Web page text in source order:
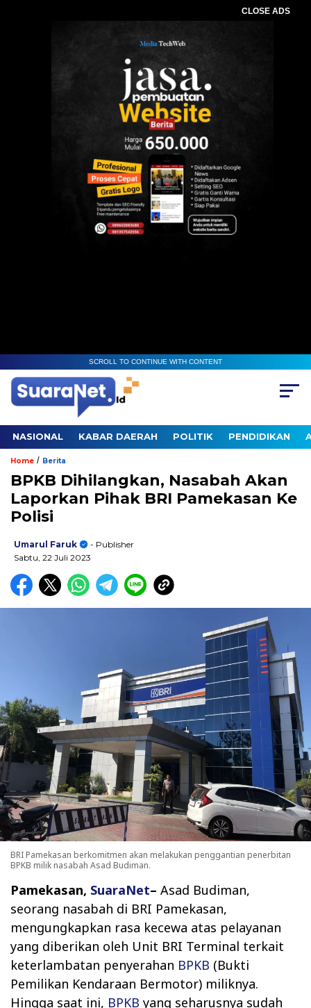
CLOSE ADS
SCROLL TO CONTINUE WITH CONTENT
NASIONAL KABAR DAERAH POLITIK PENDIDIKAN
Home / Berita
BPKB Dihilangkan, Nasabah Akan
Laporkan Pihak BRI Pamekasan Ke
Polisi
Umarul Faruk
- Publisher
Sabtu, 22 Juli 2023
BRI Pamekasan berkomitmen akan melakukan penggantian penerbitan
BPKB milik nasabah Asad Budiman.
Pamekasan, SuaraNet– Asad Budiman,
seorang nasabah di BRI Pamekasan,
mengungkapkan rasa kecewa atas pelayanan
yang diberikan oleh Unit BRI Terminal terkait
keterlambatan penyerahan BPKB (Bukti
Pemilikan Kendaraan Bermotor) miliknya.
Hingga saat ini, BPKB yang seharusnya sudah